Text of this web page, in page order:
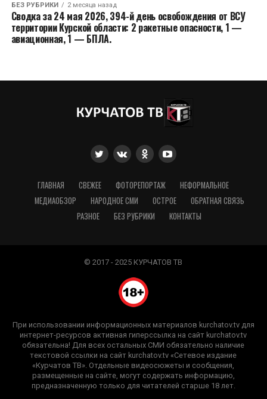
БЕЗ РУБРИКИ 2 месяца назад
Сводка за 24 мая 2026, 394-й день освобождения от ВСУ
территории Курской области: 2 ракетные опасности, 1 —
авиационная, 1 — БПЛА.
ГЛАВНАЯ СВЕЖЕЕ ФОТОРЕПОРТАЖ
НЕФОРМАЛЬНОЕ
МЕДИАОБЗОР
НАРОДНОЕ СМИ ОСТРОЕ
ОБРАТНАЯ СВЯЗЬ
РАЗНОЕ
БЕЗ РУБРИКИ КОНТАКТЫ
© 2017 - 2025 КУРЧАТОВ ТВ
При использовании информационных материалов kurchatov.tv для
интернет-ресурсов активная гиперссылка на сайт kurchatov.tv
обязательна! Для всех остальных СМИ обязательно наличие
текстовой ссылки на сайт kurchatov.tv «Сетевое издание
«Курчатов ТВ». Отдельные видеосюжеты и сообщения,
размещенные на сайте, могут содержать информацию,
предназначенную только для читателей старше 18 лет.